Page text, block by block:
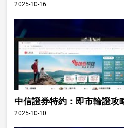
2025-10-16
中信證券特約：即市輪證攻
2025-10-10